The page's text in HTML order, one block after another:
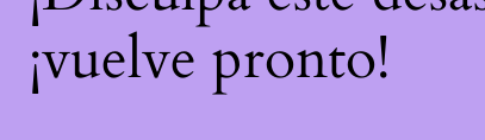
¡vuelve pronto!